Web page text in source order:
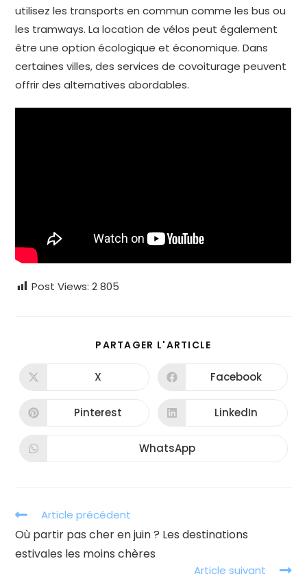
utilisez les transports en commun comme les bus ou
les tramways. La location de vélos peut également
être une option écologique et économique. Dans
certaines villes, des services de covoiturage peuvent
offrir des alternatives abordables.
Post Views: 2 805
PARTAGER L'ARTICLE
CONTENU
Ouvrir
autre
fenêtre
X Ouvrir
autre
fenêtre
Facebook
Ouvrir
Pinterest Ouvrir
LinkedIn
Ouvrir
WhatsApp
Read
more
articles
Article précédent
Où partir pas cher en juin ? Les destinations
estivales les moins chères
Article suivant